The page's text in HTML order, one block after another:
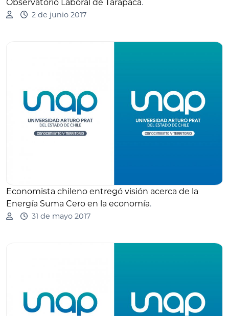
Observatorio Laboral de Tarapacá.
2 de junio 2017
Economista chileno entregó visión acerca de la
Energía Suma Cero en la economía.
31 de mayo 2017